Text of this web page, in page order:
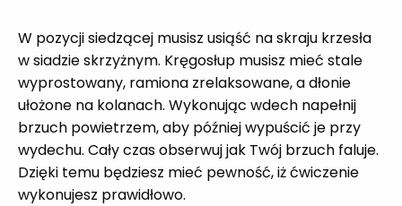
W pozycji siedzącej musisz usiąść na skraju krzesła
w siadzie skrzyżnym. Kręgosłup musisz mieć stale
wyprostowany, ramiona zrelaksowane, a dłonie
ułożone na kolanach. Wykonując wdech napełnij
brzuch powietrzem, aby później wypuścić je przy
wydechu. Cały czas obserwuj jak Twój brzuch faluje.
Dzięki temu będziesz mieć pewność, iż ćwiczenie
wykonujesz prawidłowo.